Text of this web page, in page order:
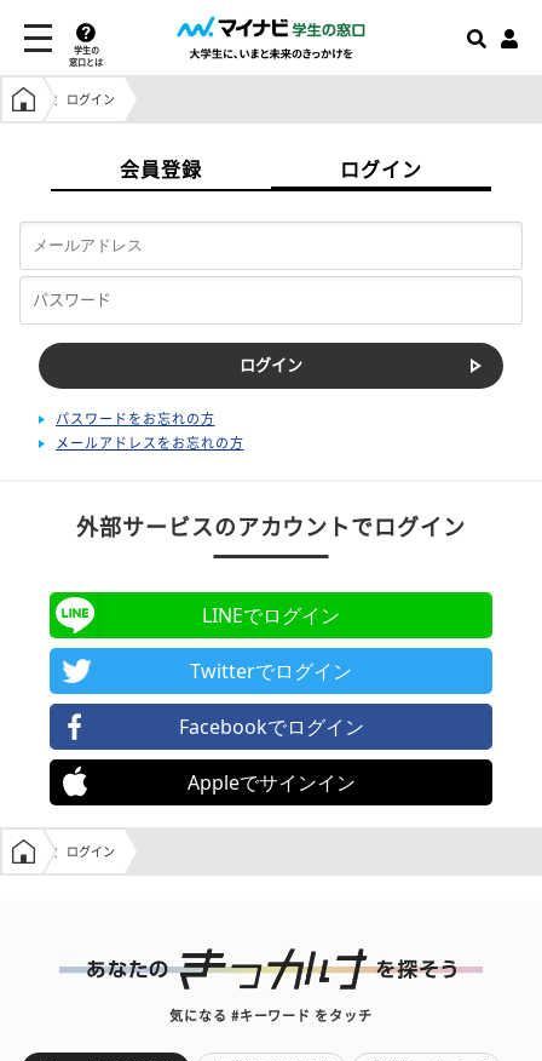
学生の
窓口とは
学生の窓口トップ
ログイン
会員登録 ログイン
パスワードをお忘れの方
メールアドレスをお忘れの方
外部サービスのアカウントでログイン
LINEでログイン
Twitterでログイン
Facebookでログイン
Appleでサインイン
学生の窓口トップ
ログイン
気になる #キーワード をタッチ